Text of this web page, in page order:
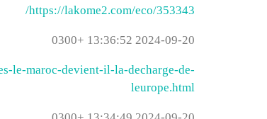
https://lakome2.com/eco/353343/
2024-09-20 13:36:52 +0300
le-maroc-devient-il-la-decharge-de-
leurope.html